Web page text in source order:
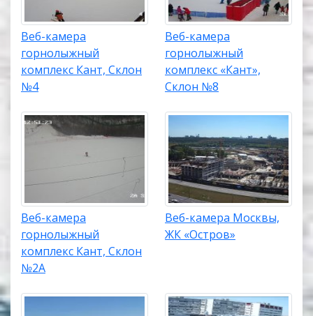
Веб-камера
горнолыжный
комплекс Кант, Склон
№4
Веб-камера
горнолыжный
комплекс «Кант»,
Склон №8
Веб-камера
горнолыжный
комплекс Кант, Склон
№2А
Веб-камера Москвы,
ЖК «Остров»